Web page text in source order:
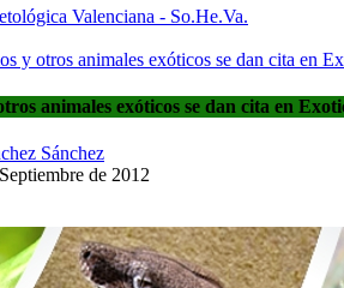
Valenciana - So.He.Va.
y otros animales exóticos se dan cita en
animales exóticos se dan cita en
Sánchez
de 2012